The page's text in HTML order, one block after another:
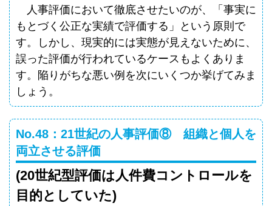
人事評価において徹底させたいのが、「事実に
もとづく公正な実績で評価する」という原則で
す。しかし、現実的には実態が見えないために、
誤った評価が行われているケースもよくありま
す。陥りがちな悪い例を次にいくつか挙げてみま
しょう。
No.48：21世紀の人事評価⑧ 組織と個人を
両立させる評価
(20世紀型評価は人件費コントロールを
目的としていた)